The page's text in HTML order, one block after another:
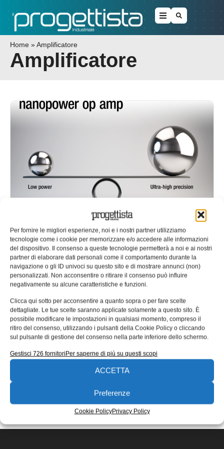
Per fornire le migliori esperienze, noi e i nostri partner utilizziamo
tecnologie come i cookie per memorizzare e/o accedere alle informazioni
del dispositivo. Il consenso a queste tecnologie permetterà a noi e ai nostri
partner di elaborare dati personali come il comportamento durante la
navigazione o gli ID univoci su questo sito e di mostrare annunci (non)
personalizzati. Non acconsentire o ritirare il consenso può influire
negativamente su alcune caratteristiche e funzioni.
Clicca qui sotto per acconsentire a quanto sopra o per fare scelte
dettagliate. Le tue scelte saranno applicate solamente a questo sito. È
possibile modificare le impostazioni in qualsiasi momento, compreso il
ritiro del consenso, utilizzando i pulsanti della Cookie Policy o cliccando
sul pulsante di gestione del consenso nella parte inferiore dello schermo.
Gestisci 726 fornitoriPer saperne di più su questi scopi
ACCETTA
Preferenze
Cookie PolicyPrivacy Policy
Home » Amplificatore
Amplificatore
Il primo amplificatore nanopower
zero-drift
Texas Instruments (TI) ha presentato il primo
amplificatore operazionale (op-amp) che unisce
un’altissima precisione alla più bassa corrente di
alimentazione
EDICOLA WEB
ISCRIVITI ALLA NEWSLETTER